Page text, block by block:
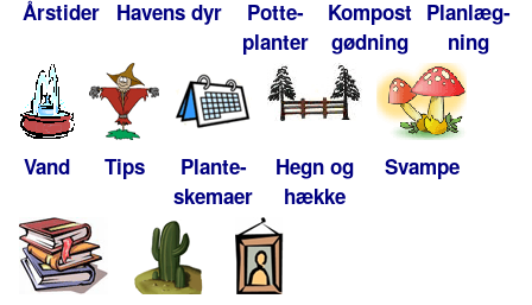
Årstider Havens dyr
Potte-
planter
Kompost
gødning
Planlæg-
ning
Vand Tips
Plante-
skemaer
Hegn og
hække
Svampe